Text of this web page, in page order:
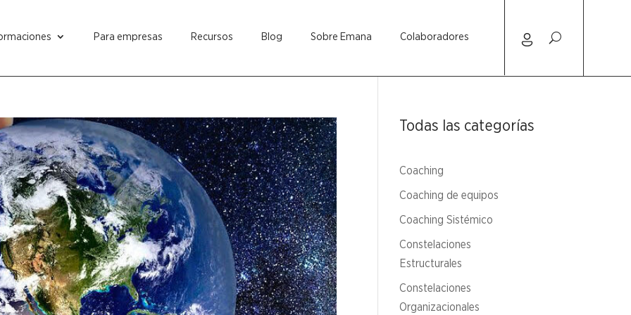
Para empresas Recursos Blog Sobre Emana Colaboradores
Todas las categorías
Coaching
Coaching de equipos
Coaching Sistémico
Constelaciones
Estructurales
Constelaciones
Organizacionales